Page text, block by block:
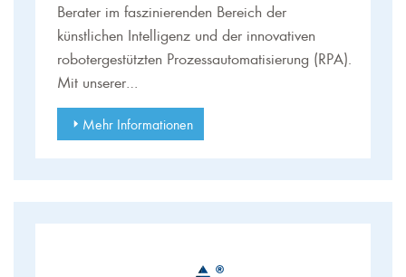
Berater im faszinierenden Bereich der
künstlichen Intelligenz und der innovativen
robotergestützten Prozessautomatisierung (RPA).
Mit unserer…
Mehr Informationen